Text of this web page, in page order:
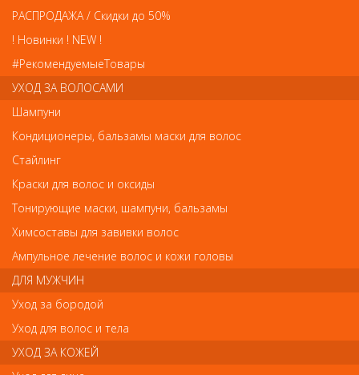
SEO
PN-803-S(10мм) LJ Metzger Кусачки кутикульные от Metzger
PN-803-S(10мм) LJ Metzger Кусачки
кутикульные
Арт. PN-803-S(10мм)
855р.-
РАСПРОДАЖА / Скидки до 50%
! Новинки ! NEW !
#РекомендуемыеТовары
УХОД ЗА ВОЛОСАМИ
Шампуни
Кондиционеры, бальзамы маски для волос
Стайлинг
Краски для волос и оксиды
Тонирующие маски, шампуни, бальзамы
Химсоставы для завивки волос
Ампульное лечение волос и кожи головы
ДЛЯ МУЖЧИН
Уход за бородой
Уход для волос и тела
УХОД ЗА КОЖЕЙ